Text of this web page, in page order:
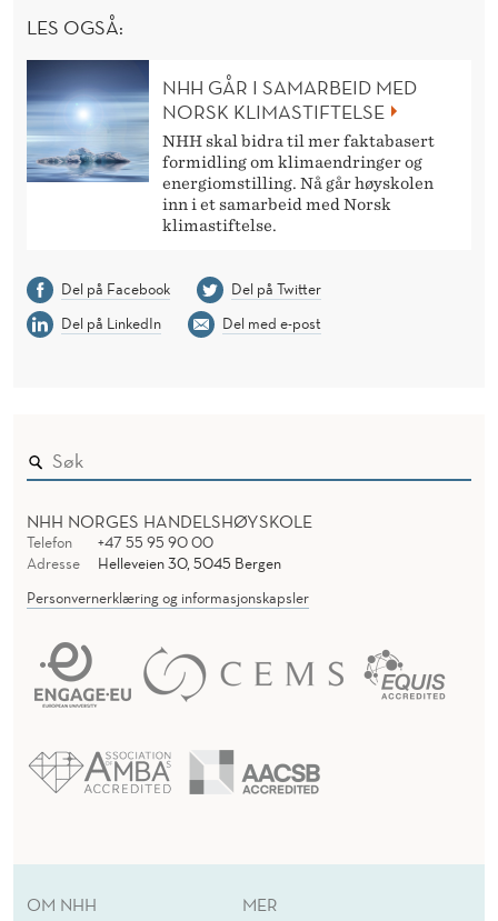
LES OGSÅ:
NHH GÅR I SAMARBEID MED
NORSK KLIMASTIFTELSE
NHH skal bidra til mer faktabasert
formidling om klimaendringer og
energiomstilling. Nå går høyskolen
inn i et samarbeid med Norsk
klimastiftelse.
Del på Facebook
Del på Twitter
Del på LinkedIn
Del med e-post
NHH NORGES HANDELSHØYSKOLE
Telefon
+47 55 95 90 00
Adresse
Helleveien 30, 5045 Bergen
Personvernerklæring og informasjonskapsler
OM NHH MER